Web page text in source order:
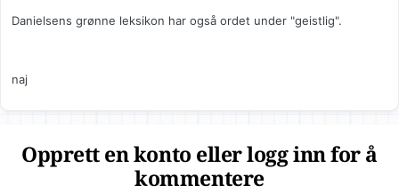
Danielsens grønne leksikon har også ordet under "geistlig".
naj
Opprett en konto eller logg inn for å
kommentere